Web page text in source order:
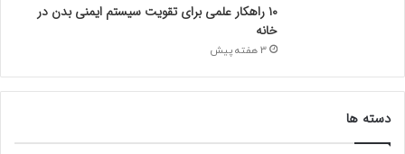
۱۰ راهکار علمی برای تقویت سیستم ایمنی بدن در
خانه
3 هفته پیش
دسته ها